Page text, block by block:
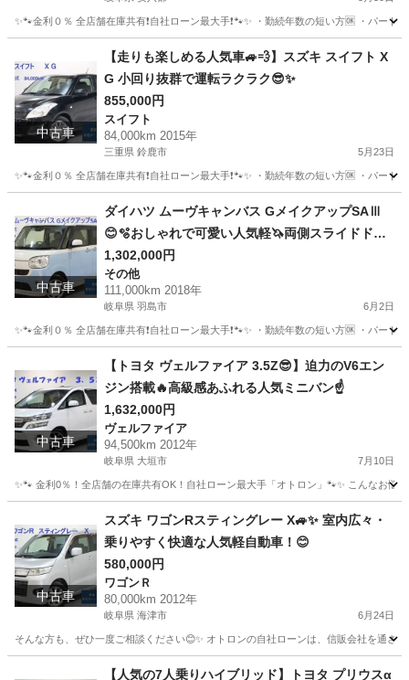
✨🐾金利０％ 全店舗在庫共有❗️自社ローン最大手❗️🐾✨ ・勤続年数の短い方🆗 ・パー
その他 タンク
中古車
【走りも楽しめる人気車🚙💨】スズキ スイフト X
G 小回り抜群で運転ラクラク😎✨
855,000円
スイフト
84,000km 2015年
三重県 鈴鹿市 5月23日
✨🐾金利０％ 全店舗在庫共有❗️自社ローン最大手❗️🐾✨ ・勤続年数の短い方🆗 ・パー
スイフト オトロン
中古車
ダイハツ ムーヴキャンバス GメイクアップSAⅢ
😊🫧おしゃれで可愛い人気軽🦄両側スライドドア
🌵🌈
1,302,000円
その他
111,000km 2018年
岐阜県 羽島市 6月2日
✨🐾金利０％ 全店舗在庫共有❗️自社ローン最大手❗️🐾✨ ・勤続年数の短い方🆗 ・パー
その他 ムーヴキャンバス
中古車
【トヨタ ヴェルファイア 3.5Z😎】迫力のV6エン
ジン搭載🔥高級感あふれる人気ミニバン☝️
1,632,000円
ヴェルファイア
94,500km 2012年
岐阜県 大垣市 7月10日
✨🐾 金利0％！全店舗の在庫共有OK！自社ローン最大手「オトロン」🐾✨ こんなお
ヴェルファイア
中古車
スズキ ワゴンRスティングレー X🚙✨ 室内広々・
乗りやすく快適な人気軽自動車！😊
580,000円
ワゴンＲ
80,000km 2012年
岐阜県 海津市 6月24日
そんな方も、ぜひ一度ご相談ください😊✨ オトロンの自社ローンは、信販会社を通
ワゴンＲ
【人気の7人乗りハイブリッド】トヨタ プリウスα